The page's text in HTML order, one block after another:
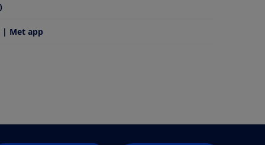
| Met app